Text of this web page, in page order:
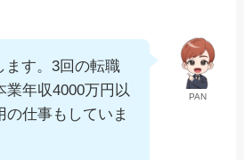
PAN
ます。3回の転職
業年収4000万円以
の仕事もしていま